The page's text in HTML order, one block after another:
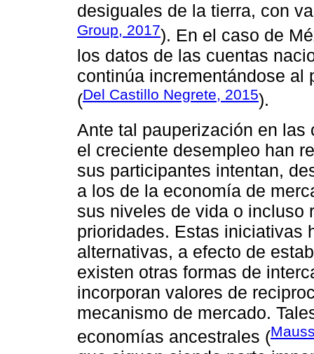
desiguales de la tierra, con
Group, 2017). En el caso de
los datos de las cuentas
continúa incrementándose al
(Del Castillo Negrete, 2015).
Ante tal pauperización en
el creciente desempleo han
sus participantes intentan,
a los de la economía de
sus niveles de vida o incluso
prioridades. Estas iniciativas
alternativas, a efecto de
existen otras formas de
incorporan valores de
mecanismo de mercado.
economías ancestrales (